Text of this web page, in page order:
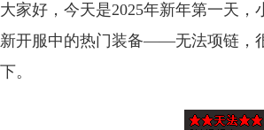
大家好，今天是2025年新年第一天
新开服中的热门装备——无法项链，
下。